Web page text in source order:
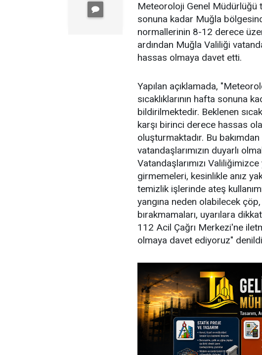
Meteoroloji Genel Müdürlüğü
sonuna kadar Muğla
normallerinin 8-12 derece
ardından Muğla Valiliği
hassas olmaya davet etti.
Yapılan açıklamada,
sıcaklıklarının hafta sonuna
bildirilmektedir. Beklenen
karşı birinci derece hassas
oluşturmaktadır. Bu bakımdan
vatandaşlarımızın duyarlı
Vatandaşlarımızı
girmemeleri, kesinlikle anız
temizlik işlerinde ateş
yangına neden olabilecek
bırakmamaları, uyarılara
112 Acil Çağrı Merkezi'ne
olmaya davet ediyoruz"